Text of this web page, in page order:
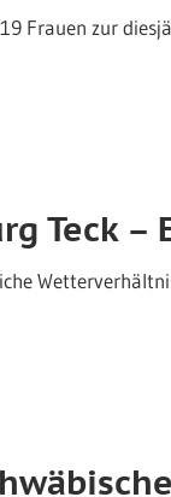
Frauen zur
Teck –